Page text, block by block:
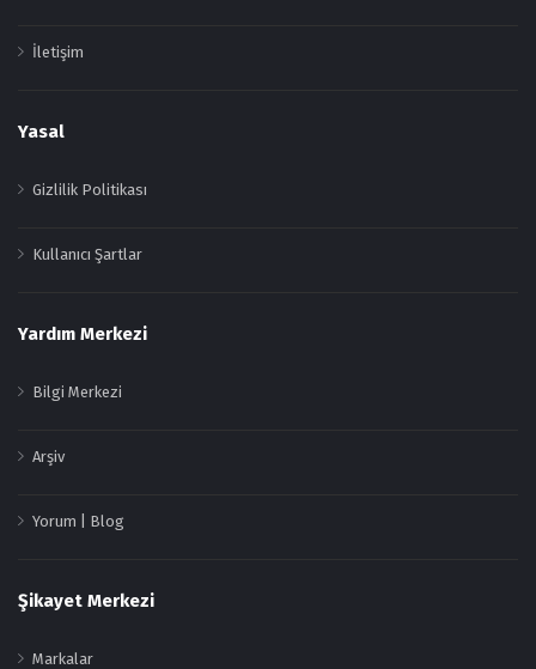
İletişim
Yasal
Gizlilik Politikası
Kullanıcı Şartlar
Yardım Merkezi
Bilgi Merkezi
Arşiv
Yorum | Blog
Şikayet Merkezi
Markalar